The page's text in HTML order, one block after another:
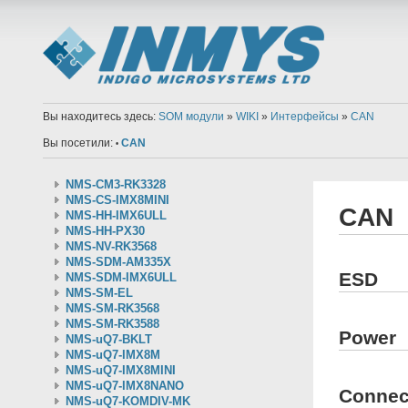
Вы находитесь здесь: SOM модули » WIKI » Интерфейсы » CAN
Вы посетили: • CAN
NMS-CM3-RK3328
NMS-CS-IMX8MINI
NMS-HH-IMX6ULL
NMS-HH-PX30
NMS-NV-RK3568
NMS-SDM-AM335X
NMS-SDM-IMX6ULL
NMS-SM-EL
NMS-SM-RK3568
NMS-SM-RK3588
NMS-uQ7-BKLT
NMS-uQ7-IMX8M
NMS-uQ7-IMX8MINI
NMS-uQ7-IMX8NANO
NMS-uQ7-KOMDIV-MK
CAN
ESD
Power